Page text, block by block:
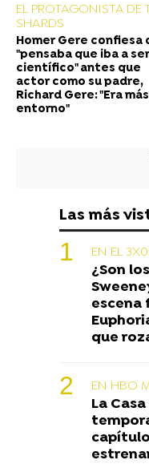
EL PROTAGONISTA DE
SHARDS
Homer Gere confiesa
"pensaba que iba a ser
científico" antes que
actor como su padre,
Richard Gere: "Era
entorno"
Las más
EN EL
¿Son
escena
que
EN HBO
La